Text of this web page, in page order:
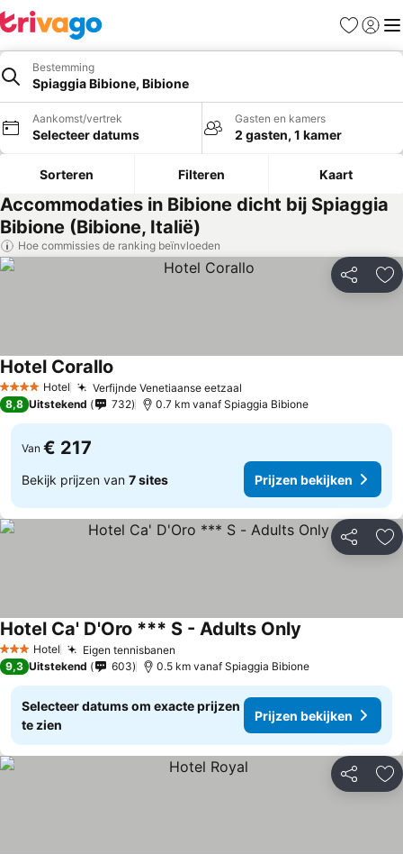
Favorieten
Bestemming
Spiaggia Bibione, Bibione
Aankomst/vertrek
Selecteer datums
Gasten en kamers
2 gasten, 1 kamer
Sorteren Filteren Kaart
Accommodaties in Bibione dicht bij Spiaggia
Bibione (Bibione, Italië)
Hoe commissies de ranking beïnvloeden
Delen
4 SterrenHotel Verfijnde Venetiaanse eetzaal
Hotel Corallo
8,8 Uitstekend 732 0.7 km vanaf Spiaggia Bibione
Van € 217
Bekijk prijzen van 7 sites Prijzen bekijken
Delen
3 SterrenHotel Eigen tennisbanen
Hotel Ca' D'Oro *** S - Adults Only
9,3 Uitstekend 603 0.5 km vanaf Spiaggia Bibione
Selecteer datums om exacte prijzen
te zien
Prijzen bekijken
Delen